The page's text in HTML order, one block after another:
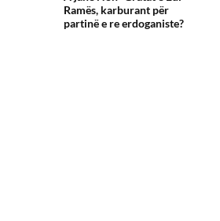
Ramës, karburant për
partinë e re erdoganiste?